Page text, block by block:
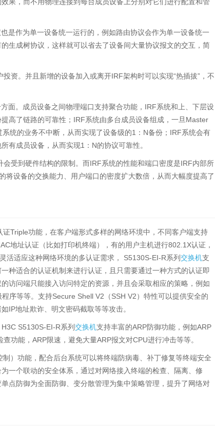
果，而不用物理连接到每台成员设备上分别对它们进行配置和管
是作为单一设备统一运行的，例如路由协议会作为单一设备统一
生成树协议，这样就可以省去了设备间大量协议报文的交互，简
资。并且新增的设备加入或离开IRF架构时可以实现“热插拔”，不
面。成员设备之间物理端口支持聚合功能，IRF系统和上、下层设
高了链路的可靠性；IRF系统由多台成员设备组成，一旦Master
统的业务不中断，从而实现了设备级的1：N备份；IRF系统会有
有成员设备，从而实现1：N的协议可靠性。
会受到硬件结构的限制。而IRF系统的性能和端口密度是IRF内部所
设备的交换能力、用户端口的密度扩大数倍，从而大幅度提高了
证Triple功能，在客户端形式多样的网络环境中，不同客户端支持
地址认证（比如打印机终端），有的用户主机进行802.1X认证，
活适应这种网络环境的多认证需求， S5130S-EI-R系列交换机支
种适合的认证机制来进行认证，且只需要通过一种方式的认证即
访问端只能接入访问特定的资源，并且会采取相应的策略，例如
序等等。支持Secure Shell V2（SSH V2）特性可以提供安全的
IP地址欺诈、明文密码截取等等攻击。
S5130S-EI-R系列交换机支持丰富的ARP防御功能，例如ARP
功能，ARP限速，避免大量ARP报文对CPU进行冲击等等。
制）功能，配合后台系统可以将终端防病毒、补丁修复等终端安全
一个联动的安全体系，通过对网络接入终端的检查、隔离、修
点防御为全面防御、变分散管理为集中策略管理，提升了网络对